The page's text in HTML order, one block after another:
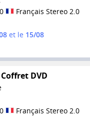
Français Stereo 2.0
et le 15/08
DVD
Français Stereo 2.0